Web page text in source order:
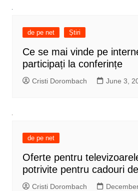
de pe net Știri
Ce se mai vinde pe
participați la conferințe
Cristi Dorombach June 3,
de pe net
Oferte pentru
potrivite pentru cadouri
Cristi Dorombach